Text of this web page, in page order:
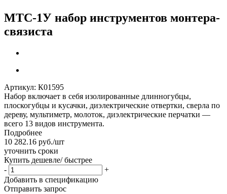
МТС-1У набор инструментов монтера-
связиста
Артикул: К01595
Набор включает в себя изолированные длинногубцы,
плоскогубцы и кусачки, диэлектрические отвертки, сверла по
дереву, мультиметр, молоток, диэлектрические перчатки —
всего 13 видов инструмента.
Подробнее
10 282.16 руб./шт
уточнить сроки
Купить дешевле/ быстрее
-
+
Добавить в спецификацию
Отправить запрос